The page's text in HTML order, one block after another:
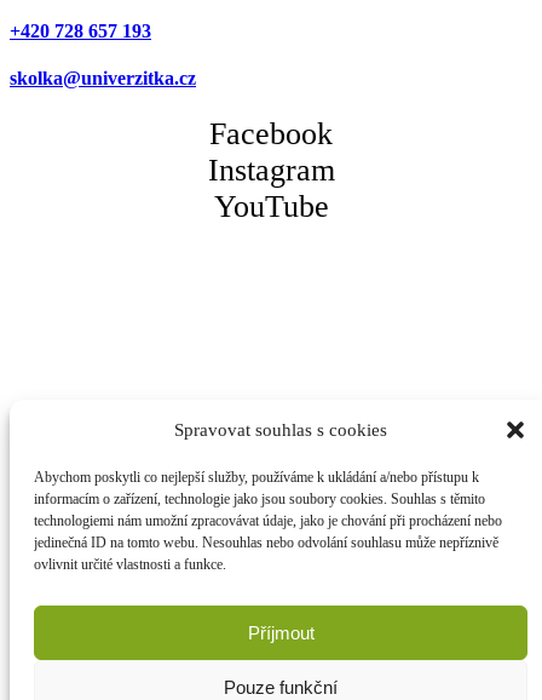
Spravovat souhlas s cookies
Abychom poskytli co nejlepší služby, používáme k ukládání a/nebo přístupu k
informacím o zařízení, technologie jako jsou soubory cookies. Souhlas s těmito
technologiemi nám umožní zpracovávat údaje, jako je chování při procházení nebo
jedinečná ID na tomto webu. Nesouhlas nebo odvolání souhlasu může nepříznivě
ovlivnit určité vlastnosti a funkce.
Příjmout
Pouze funkční
+420 728 657 193
skolka@univerzitka.cz
Facebook
Instagram
YouTube
© 2015 – 2026 Všechna práva vyhrazena. Obsah těchto
stránek je autorským dílem ve smyslu zák. o právu
autorském, o právech souvisejících s právem autorským a